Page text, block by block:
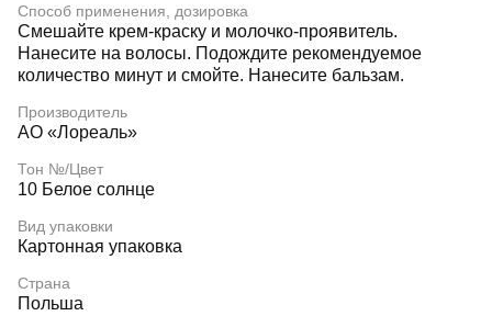
Способ применения, дозировка
Смешайте крем-краску и молочко-проявитель.
Нанесите на волосы. Подождите рекомендуемое
количество минут и смойте. Нанесите бальзам.
Производитель
АО «Лореаль»
Тон №/Цвет
10 Белое солнце
Вид упаковки
Картонная упаковка
Страна
Польша